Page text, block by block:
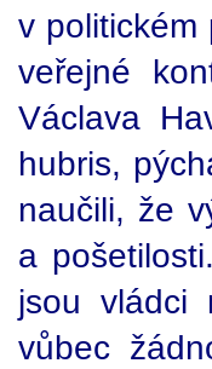
v politickém
veřejné
Václava
hubris,
naučili, že
a
jsou vládci
vůbec